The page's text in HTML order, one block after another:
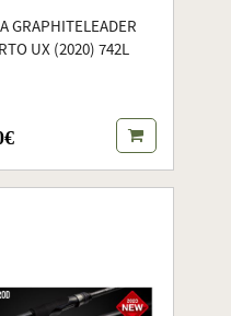
GRAPHITELEADER
UX (2020) 742L